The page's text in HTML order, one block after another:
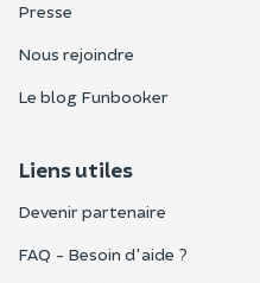
Presse
Nous rejoindre
Le blog Funbooker
Liens utiles
Devenir partenaire
FAQ - Besoin d'aide ?